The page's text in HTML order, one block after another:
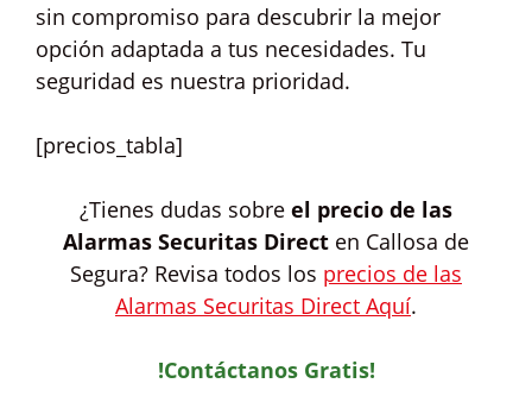
sin compromiso para descubrir la mejor
opción adaptada a tus necesidades. Tu
seguridad es nuestra prioridad.
[precios_tabla]
¿Tienes dudas sobre el precio de las
Alarmas Securitas Direct en Callosa de
Segura? Revisa todos los precios de las
Alarmas Securitas Direct Aquí.
!Contáctanos Gratis!